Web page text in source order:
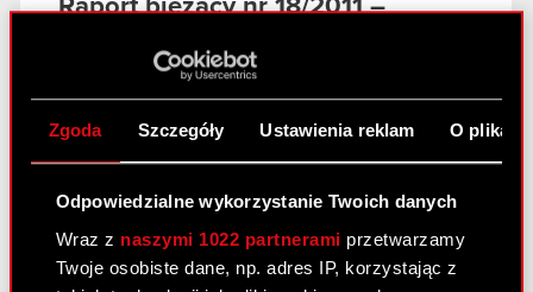
Zgoda Szczegóły Ustawienia reklam O
Odpowiedzialne wykorzystanie Twoich danych
Wraz z naszymi 1022 partnerami przetwarzamy
Twoje osobiste dane, np. adres IP, korzystając z
Raport bieżący nr 18/2011 –
17 marca 2011
PDF
(Korekta)
Raport bieżący nr 23/2011
14 marca 2011